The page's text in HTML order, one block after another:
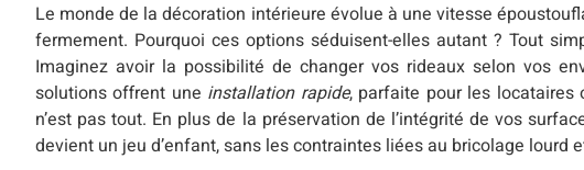
Le monde de la décoration intérieure évolue à une vitesse
fermement. Pourquoi ces options séduisent-elles autant ? Tout
Imaginez avoir la possibilité de changer vos rideaux selon vos
solutions offrent une installation rapide, parfaite pour les locataires
n’est pas tout. En plus de la préservation de l’intégrité de vos
devient un jeu d’enfant, sans les contraintes liées au bricolage lourd